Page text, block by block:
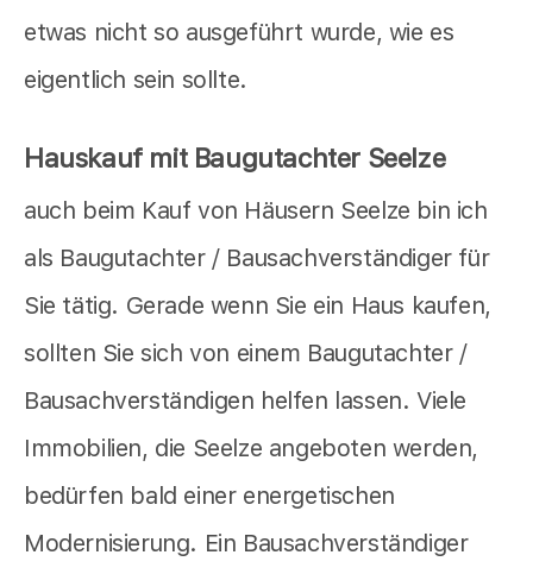
etwas nicht so ausgeführt wurde, wie es
eigentlich sein sollte.
Hauskauf mit Baugutachter Seelze
auch beim Kauf von Häusern Seelze bin ich
als Baugutachter / Bausachverständiger für
Sie tätig. Gerade wenn Sie ein Haus kaufen,
sollten Sie sich von einem Baugutachter /
Bausachverständigen helfen lassen. Viele
Immobilien, die Seelze angeboten werden,
bedürfen bald einer energetischen
Modernisierung. Ein Bausachverständiger